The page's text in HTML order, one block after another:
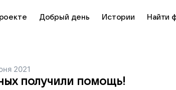
Добрый день Истории Найти
2021
получили помощь!